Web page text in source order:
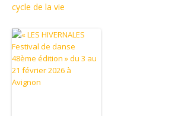
cycle de la vie